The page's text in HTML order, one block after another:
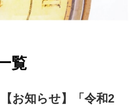
覧
【お知らせ】「令和2